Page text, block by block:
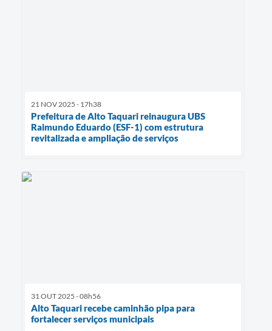
21 NOV 2025 - 17h38
Prefeitura de Alto Taquari reinaugura UBS
Raimundo Eduardo (ESF-1) com estrutura
revitalizada e ampliação de serviços
31 OUT 2025 - 08h56
Alto Taquari recebe caminhão pipa para
fortalecer serviços municipais